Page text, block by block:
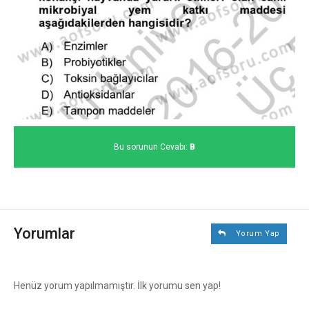
Bu sorunun Cevabı: B
Yorumlar Yorum Yap
Henüz yorum yapılmamıştır. İlk yorumu sen yap!